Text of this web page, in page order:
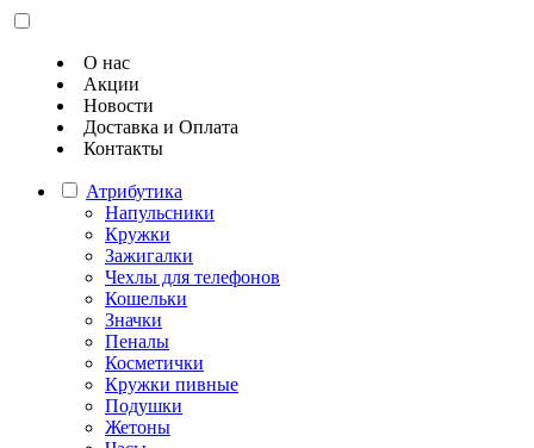
О нас
Акции
Новости
Доставка и Оплата
Контакты
Атрибутика
Напульсники
Кружки
Зажигалки
Чехлы для телефонов
Кошельки
Значки
Пеналы
Косметички
Кружки пивные
Подушки
Жетоны